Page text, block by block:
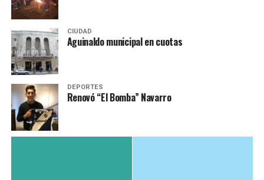
CIUDAD
Aguinaldo municipal en cuotas
DEPORTES
Renovó “El Bomba” Navarro